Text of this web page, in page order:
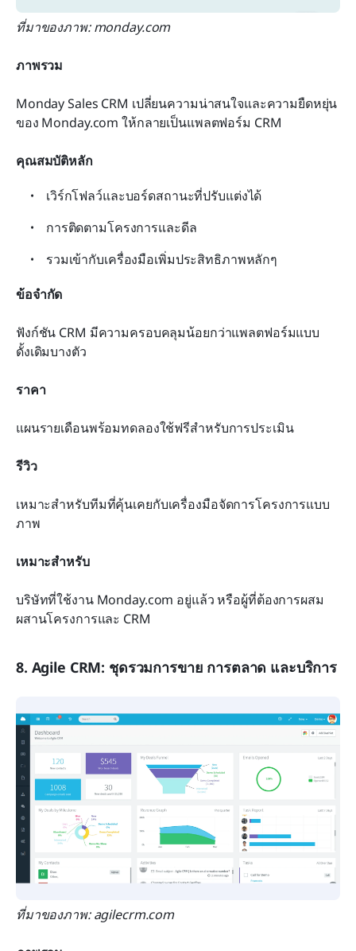
ที่มาของภาพ: monday.com
ภาพรวม
Monday Sales CRM เปลี่ยนความน่าสนใจและความยืดหยุ่น
ของ Monday.com ให้กลายเป็นแพลตฟอร์ม CRM
คุณสมบัติหลัก
เวิร์กโฟลว์และบอร์ดสถานะที่ปรับแต่งได้
การติดตามโครงการและดีล
รวมเข้ากับเครื่องมือเพิ่มประสิทธิภาพหลักๆ
ข้อจำกัด
ฟังก์ชัน CRM มีความครอบคลุมน้อยกว่าแพลตฟอร์มแบบ
ดั้งเดิมบางตัว
ราคา
แผนรายเดือนพร้อมทดลองใช้ฟรีสำหรับการประเมิน
รีวิว
เหมาะสำหรับทีมที่คุ้นเคยกับเครื่องมือจัดการโครงการแบบ
ภาพ
เหมาะสำหรับ
บริษัทที่ใช้งาน Monday.com อยู่แล้ว หรือผู้ที่ต้องการผสม
ผสานโครงการและ CRM
8. Agile CRM: ชุดรวมการขาย การตลาด และบริการ
ที่มาของภาพ: agilecrm.com